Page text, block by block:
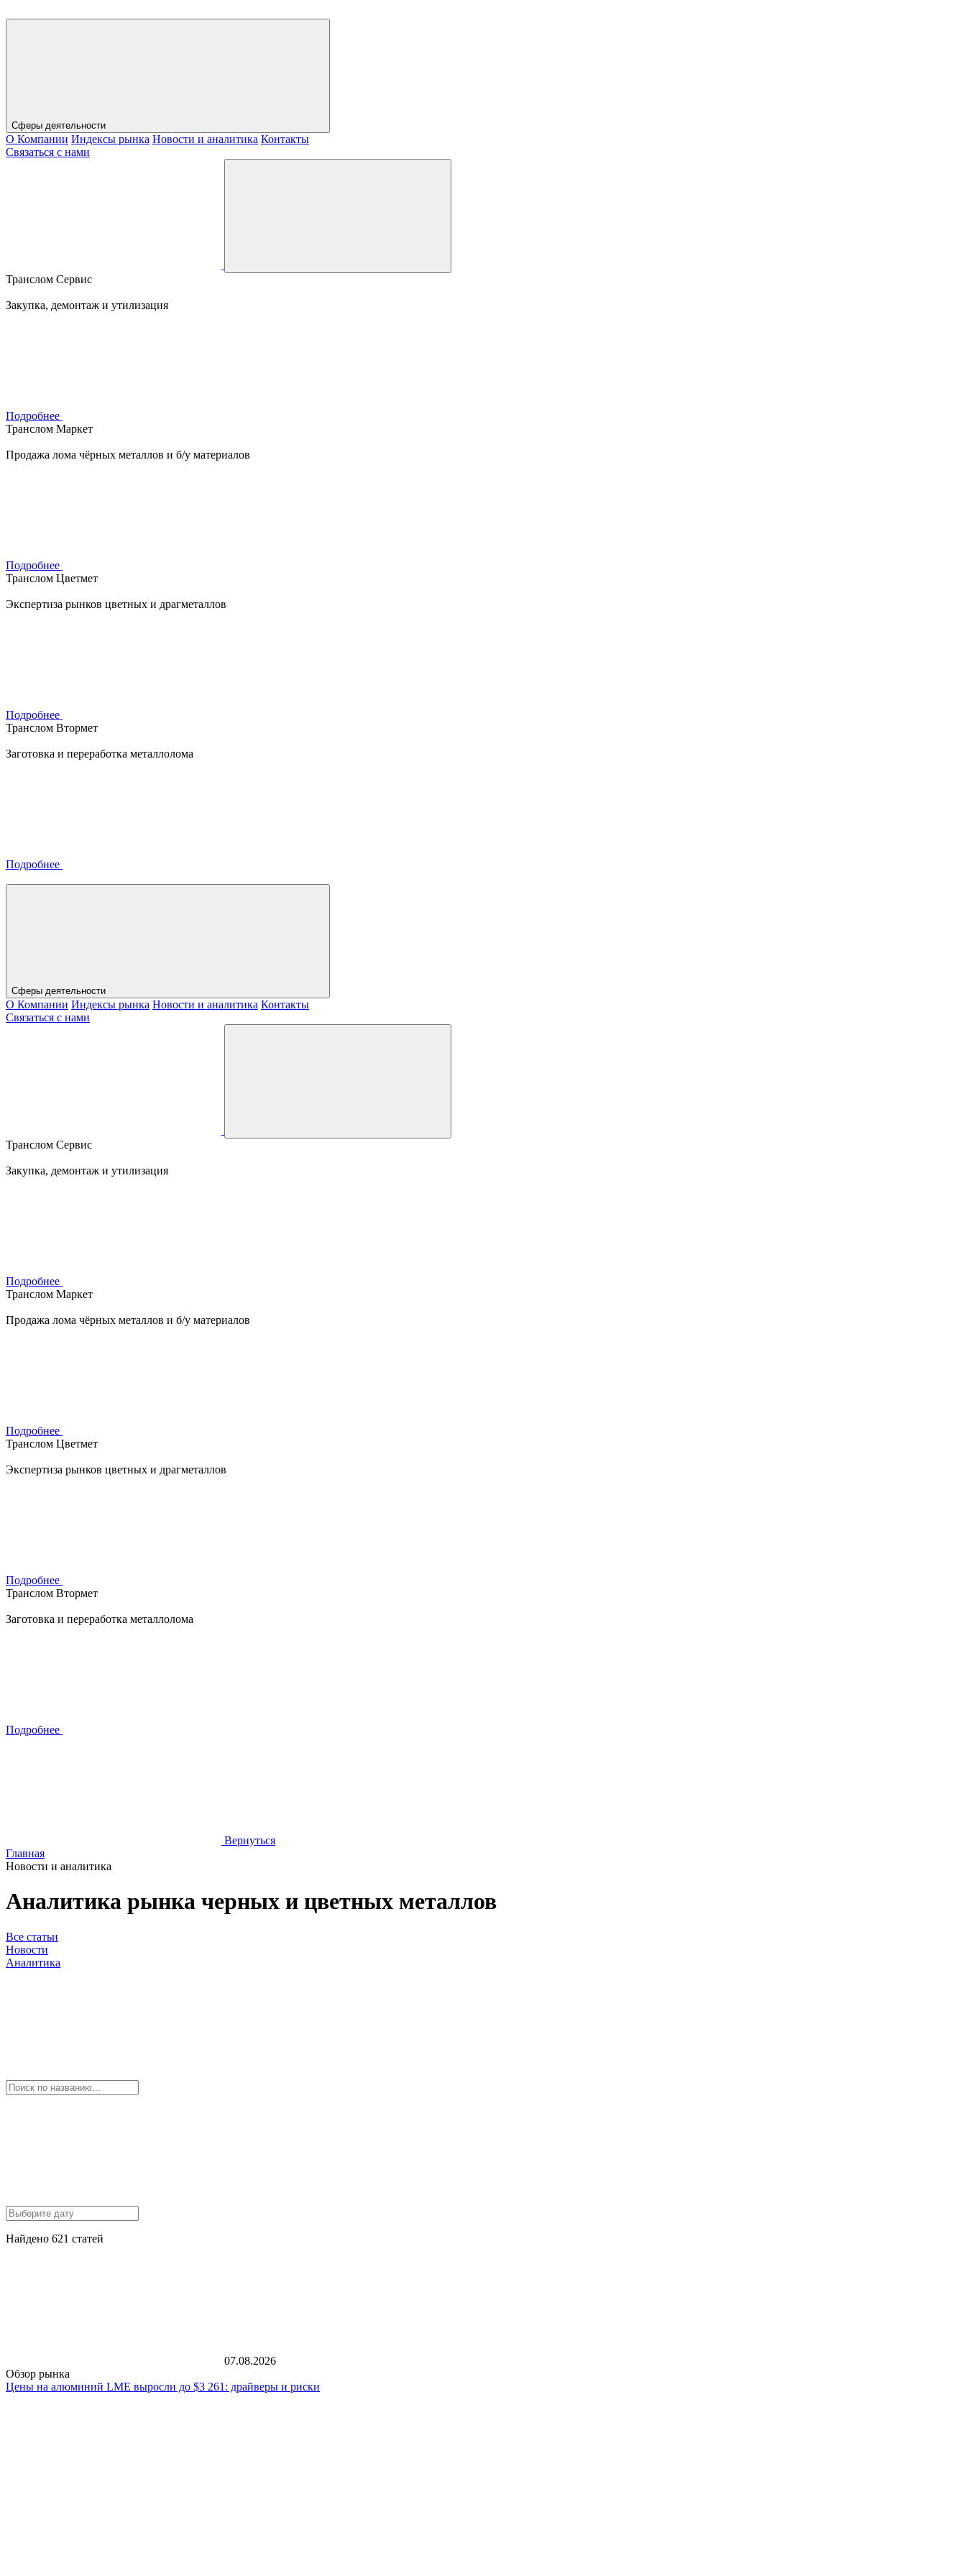
Сферы деятельности
О Компании Индексы рынка Новости и аналитика Контакты
Связаться с нами
Транслом Сервис
Закупка, демонтаж и утилизация
Подробнее
Транслом Маркет
Продажа лома чёрных металлов и б/у материалов
Подробнее
Транслом Цветмет
Экспертиза рынков цветных и драгметаллов
Подробнее
Транслом Втормет
Заготовка и переработка металлолома
Подробнее
Сферы деятельности
О Компании Индексы рынка Новости и аналитика Контакты
Связаться с нами
Транслом Сервис
Закупка, демонтаж и утилизация
Подробнее
Транслом Маркет
Продажа лома чёрных металлов и б/у материалов
Подробнее
Транслом Цветмет
Экспертиза рынков цветных и драгметаллов
Подробнее
Транслом Втормет
Заготовка и переработка металлолома
Подробнее
Вернуться
Главная
Новости и аналитика
Аналитика рынка черных и цветных металлов
Все статьи
Новости
Аналитика
Найдено 621 статей
07.08.2026
Обзор рынка
Цены на алюминий LME выросли до $3 261: драйверы и риски